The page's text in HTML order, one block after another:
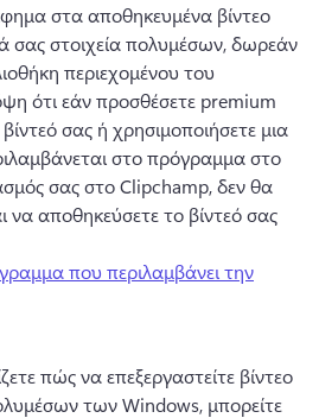
στα αποθηκευμένα βίντεο
σας στοιχεία πολυμέσων, δωρεάν
περιεχομένου του
ότι εάν προσθέσετε premium
σας ή χρησιμοποιήσετε μια
στο πρόγραμμα στο
σας στο Clipchamp, δεν θα
να αποθηκεύσετε το βίντεό σας
που περιλαμβάνει την
πώς να επεξεργαστείτε βίντεο
των Windows, μπορείτε